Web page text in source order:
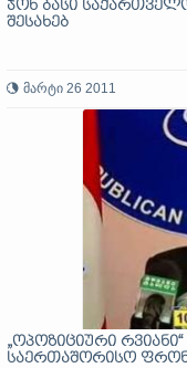
ჯონ ბასი
შესახებ
მარტი 26 2011
„ოპოზიციური
საერთაშორისო